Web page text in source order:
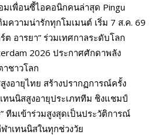
มเพื่อนซี้ไอคอนิกคนล่าสุด Pingu
มความน่ารักทุกโมเมนต์ เริ่ม 7 ส.ค. 69
ร์ต อารยา” ร่วมเทศกาลระดับโลก
2026 ประกาศศักดาพลัง
ชาวโลก
งอายุไทย สร้างปรากฏการณ์ครั้ง
ทนนิสสูงอายุประเภททีม ชิงแชมป์
ทีมเข้าร่วมสูงสุดเป็นประวัติการณ์
าเทนนิสในทุกช่วงวัย